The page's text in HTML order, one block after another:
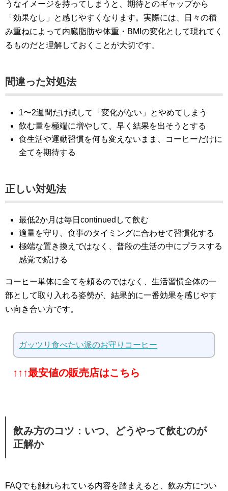
うなイメージを持ってしまうと、期待とのギャップから
「効果なし」と感じやすくなります。実際には、日々の積
み重ねによって内臓脂肪や体重・BMIの変化として現れてく
るものだと理解しておくことが大切です。
間違った対処法
1〜2週間だけ試して「変化がない」とやめてしまう
飲む量を極端に増やして、早く結果を出そうとする
食生活や運動習慣を何も変えないまま、コーヒーだけに
全てを期待する
正しい対処法
最低2か月は毎日continuedして飲む
適量を守り、食事のタイミングに合わせて習慣化する
極端な置き換えではなく、普段の生活の中にプラスする
感覚で続ける
コーヒー単体に全てを頼るのではなく、生活習慣全体の一
部として取り入れる姿勢が、結果的に一番効果を感じやす
い向き合い方です。
ガッツリ食べたい派のお守りコーヒー
↑↑↑最安値の販売店はこちら
飲み方のコツ：いつ、どうやって飲むのが
正解か
FAQでも触れられている内容を踏まえると、飲み方につい